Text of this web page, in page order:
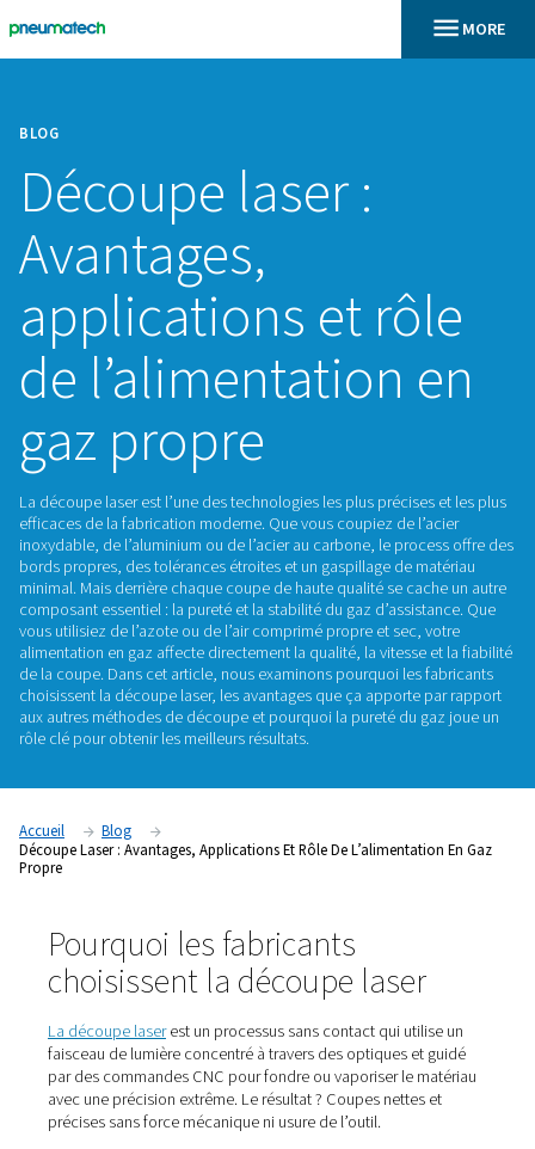
BLOG
Découpe laser :
Avantages,
applications et
de l’alimentation
gaz propre
La découpe laser est l’une des technologies les plus
efficaces de la fabrication moderne. Que vous coupiez de
inoxydable, de l’aluminium ou de l’acier au carbone, le
bords propres, des tolérances étroites et un gaspillage de
minimal. Mais derrière chaque coupe de haute qualité se
vous utilisiez de l’azote ou de l’air comprimé propre et sec,
de la coupe. Dans cet article, nous examinonspourquoi les
choisissent la découpe laser
rôle clé pour obtenir les meilleurs résultats.
Accueil
Blog
Découpe Laser : Avantages, Applications Et Rôle De
Propre